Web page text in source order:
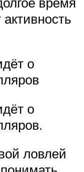
о
о
ловлей